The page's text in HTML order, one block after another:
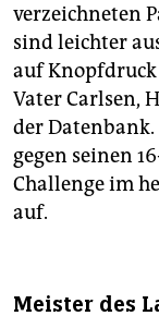
verzeichneten
sind leichter
auf Knopfdruck
Vater Carlsen,
der Datenbank.
gegen seinen
Challenge im
auf.
Meister des